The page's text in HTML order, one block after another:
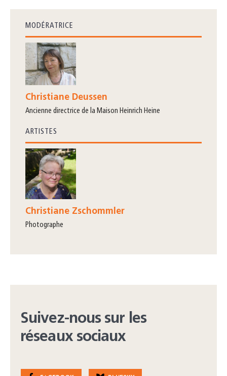
MODÉRATRICE
Christiane Deussen
ancienne directrice de la Maison Heinrich Heine
ARTISTES
Christiane Zschommler
photographe
Suivez-nous sur les
réseaux sociaux